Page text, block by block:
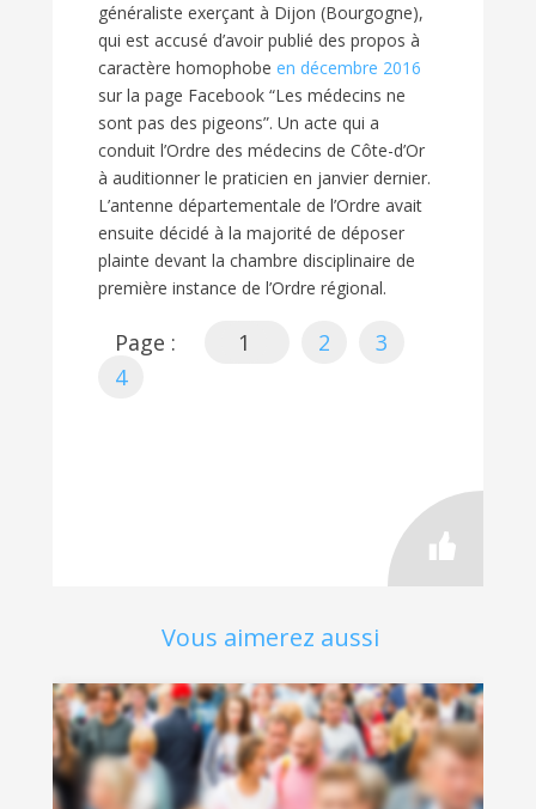
généraliste exerçant à Dijon (Bourgogne),
qui est accusé d’avoir publié des propos à
caractère homophobe en décembre 2016
sur la page Facebook “Les médecins ne
sont pas des pigeons”. Un acte qui a
conduit l’Ordre des médecins de Côte-d’Or
à auditionner le praticien en janvier dernier.
L’antenne départementale de l’Ordre avait
ensuite décidé à la majorité de déposer
plainte devant la chambre disciplinaire de
première instance de l’Ordre régional.
Page : 1 2
3
4
Vous aimerez aussi